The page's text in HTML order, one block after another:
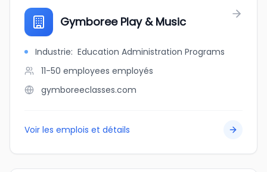
Gymboree Play & Music
Industrie: Education Administration Programs
11-50 employees employés
gymboreeclasses.com
Voir les emplois et détails